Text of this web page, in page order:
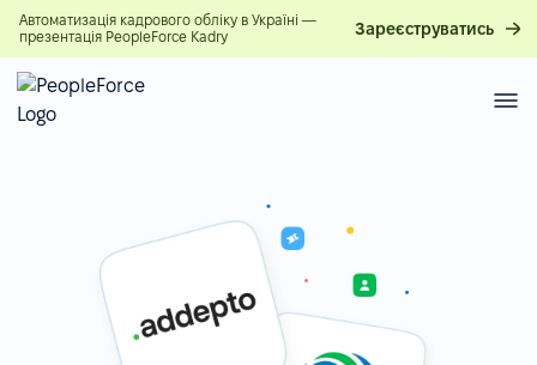
Автоматизація кадрового обліку в Україні —
презентація PeopleForce Kadry
Зареєструватись